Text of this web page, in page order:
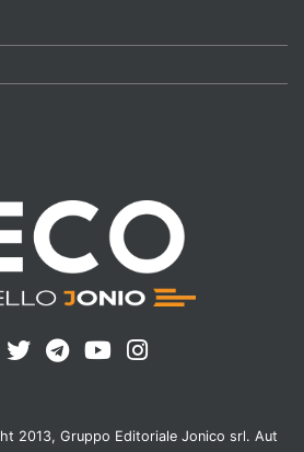
2013, Gruppo Editoriale Jonico srl. Aut